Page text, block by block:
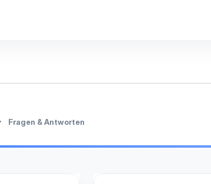
Fragen & Antworten